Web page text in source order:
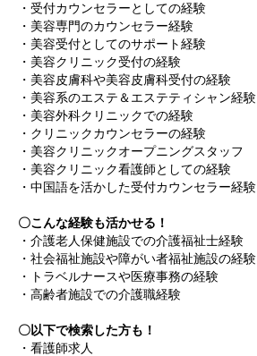
・受付カウンセラーとしての経験
・美容専門のカウンセラー経験
・美容受付としてのサポート経験
・美容クリニック受付の経験
・美容皮膚科や美容皮膚科受付の経験
・美容系のエステ＆エステティシャン経験
・美容外科クリニックでの経験
・クリニックカウンセラーの経験
・美容クリニックオープニングスタッフ
・美容クリニック看護師としての経験
・中国語を活かした受付カウンセラー経験
〇こんな経験も活かせる！
・介護老人保健施設での介護福祉士経験
・社会福祉施設や障がい者福祉施設の経験
・トラベルナースや医療事務の経験
・高齢者施設での介護職経験
〇以下で検索した方も！
・看護師求人